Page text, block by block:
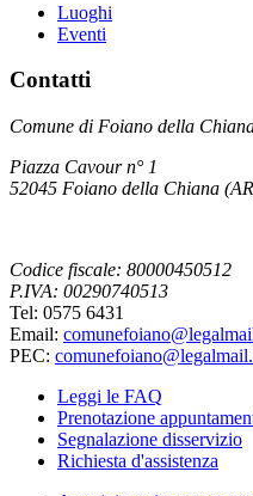
Luoghi
Eventi
Contatti
Comune di Foiano della
Piazza Cavour n° 1
52045 Foiano della Chiana
Codice fiscale: 80000450512
P.IVA: 00290740513
Tel: 0575 6431
Email:
PEC:
Leggi le FAQ
Prenotazione
Segnalazione disservizio
Richiesta d'assistenza